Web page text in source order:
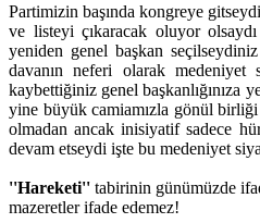
Partimizin başında kongreye
ve listeyi çıkaracak oluyor
yeniden genel başkan
davanın neferi olarak medeniyet
kaybettiğiniz genel başkanlığınıza
yine büyük camiamızla gönül
olmadan ancak inisiyatif sadece
devam etseydi işte bu medeniyet
''Hareketi'' tabirinin günümüzde
mazeretler ifade edemez!